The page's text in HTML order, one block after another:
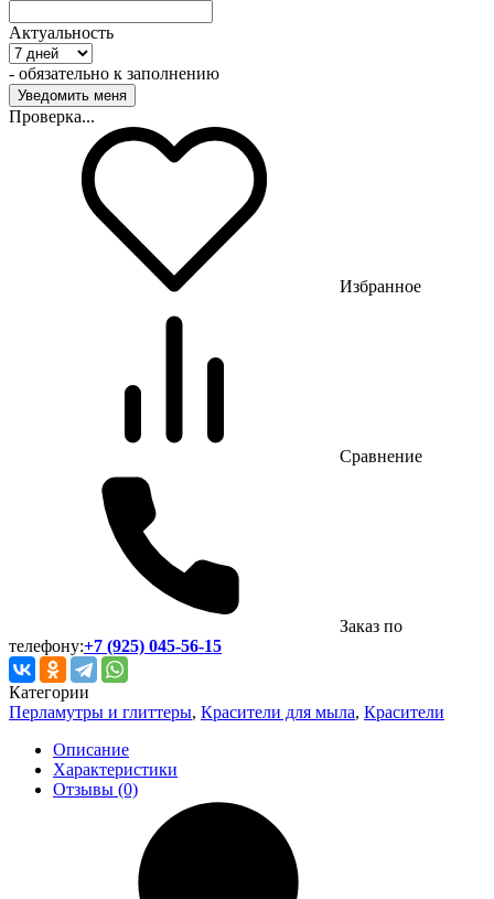
Актуальность
- обязательно к заполнению
Проверка...
Избранное
Сравнение
Заказ по
телефону:+7 (925) 045-56-15
Категории
Перламутры и глиттеры, Красители для мыла, Красители
Описание
Характеристики
Отзывы (0)